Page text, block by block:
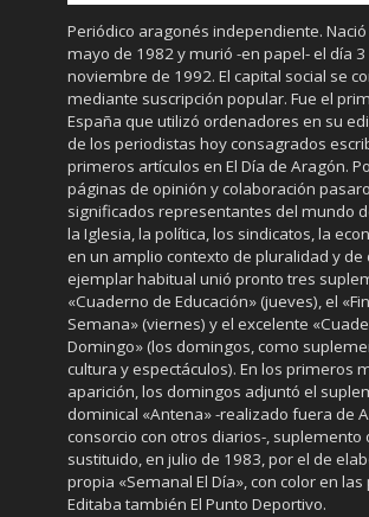
Periódico aragonés independiente.
mayo de 1982 y murió -en papel- el día 3
noviembre de 1992. El capital social se
mediante suscripción popular. Fue el
España que utilizó ordenadores en su
de los periodistas hoy consagrados
primeros artículos en El Día de Aragón.
páginas de opinión y colaboración
significados representantes del mundo
la Iglesia, la política, los sindicatos, la
en un amplio contexto de pluralidad y de
ejemplar habitual unió pronto tres
«Cuaderno de Educación» (jueves), el
Semana» (viernes) y el excelente
Domingo» (los domingos, como
cultura y espectáculos). En los primeros
aparición, los domingos adjuntó el
dominical «Antena» -realizado fuera de
consorcio con otros diarios-, suplemento
sustituido, en julio de 1983, por el de
propia «Semanal El Día», con color en
Editaba también El Punto Deportivo.